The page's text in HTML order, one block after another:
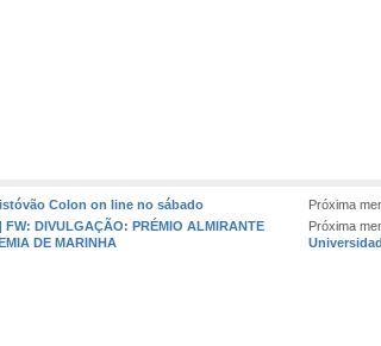
Colon on line no sábado Próxima
DIVULGAÇÃO: PRÉMIO ALMIRANTE
DE MARINHA
Próxima